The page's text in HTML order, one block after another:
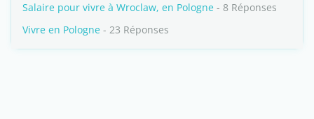
Salaire pour vivre à Wroclaw, en Pologne - 8 Réponses
Vivre en Pologne - 23 Réponses